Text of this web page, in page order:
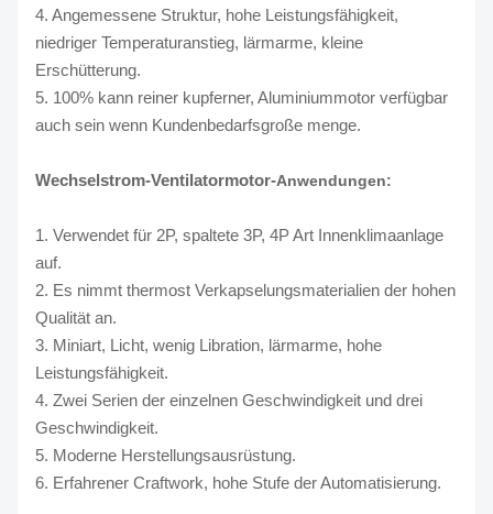
4. Angemessene Struktur, hohe Leistungsfähigkeit,
niedriger Temperaturanstieg, lärmarme, kleine
Erschütterung.
5. 100% kann reiner kupferner, Aluminiummotor verfügbar
auch sein wenn Kundenbedarfsgroße menge.
Wechselstrom-Ventilatormotor-Anwendungen:
1. Verwendet für 2P, spaltete 3P, 4P Art Innenklimaanlage
auf.
2. Es nimmt thermost Verkapselungsmaterialien der hohen
Qualität an.
3. Miniart, Licht, wenig Libration, lärmarme, hohe
Leistungsfähigkeit.
4. Zwei Serien der einzelnen Geschwindigkeit und drei
Geschwindigkeit.
5. Moderne Herstellungsausrüstung.
6. Erfahrener Craftwork, hohe Stufe der Automatisierung.